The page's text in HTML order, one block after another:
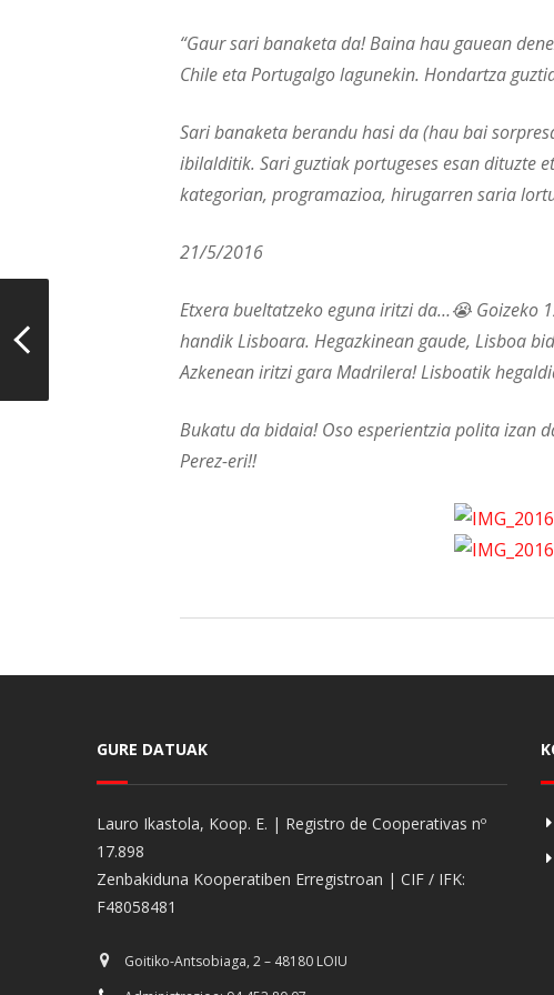
“Gaur sari banaketa da! Baina hau gauean
Chile eta Portugalgo lagunekin. Hondartza
Sari banaketa berandu hasi da (hau bai
ibilalditik. Sari guztiak portugeses esan dituzte
kategorian, programazioa, hirugarren saria
21/5/2016
Etxera bueltatzeko eguna iritzi da…😭 Goizeko
handik Lisboara. Hegazkinean gaude, Lisboa
Azkenean iritzi gara Madrilera! Lisboatik
Bukatu da bidaia! Oso esperientzia polita izan
Perez-eri!!
GURE DATUAK
Lauro Ikastola, Koop. E. | Registro de Cooperativas nº
17.898
Zenbakiduna Kooperatiben Erregistroan | CIF / IFK:
F48058481
Goitiko-Antsobiaga, 2 – 48180 LOIU